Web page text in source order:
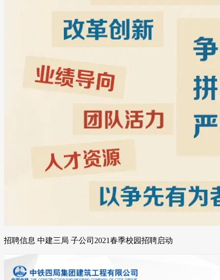
招聘信息 中建三局 子公司2021春季校园招聘启动